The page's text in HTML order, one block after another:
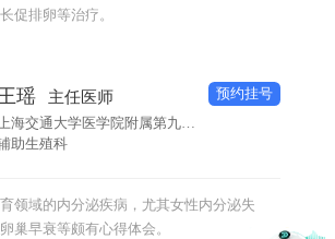
促排卵等治疗。
瑶 主任医师
助生殖科
预约挂号
领域的内分泌疾病，尤其女性内分泌失
巢早衰等颇有心得体会。